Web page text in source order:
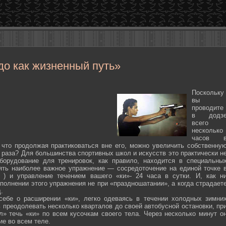
как жизненный путь»
Поскольку
вы
проводите
в
всего
несколько
часов
продолжая практиковаться вне его, можно увеличить
Для большинства спортивных школ и искусств это практически
для тренировок, как правило, находится в
наиболее важное упражнение — сосредоточение на единой точке
) и управление течением вашего «ки»- 24 часа в сутки. И, как
этого упражнения не при «праздношатании», а когда
о расширении «ки», легко одеваясь в течении холодных
несколько кварталов до своей автобусной остановки,
течь «ки» по всем кусочкам своего тела. Через несколько минут
во всем теле.